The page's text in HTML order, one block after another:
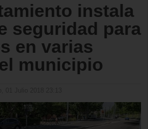
instala
seguridad para
en varias
municipio